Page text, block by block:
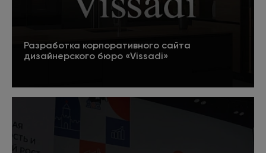
Разработка корпоративного сайта
дизайнерского бюро «Vissadi»
Подробнее